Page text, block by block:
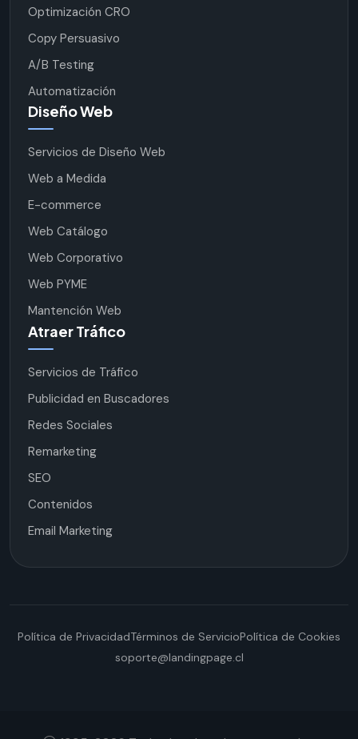
Optimización CRO
Copy Persuasivo
A/B Testing
Automatización
Diseño Web
Servicios de Diseño Web
Web a Medida
E-commerce
Web Catálogo
Web Corporativo
Web PYME
Mantención Web
Atraer Tráfico
Servicios de Tráfico
Publicidad en Buscadores
Redes Sociales
Remarketing
SEO
Contenidos
Email Marketing
Política de PrivacidadTérminos de ServicioPolítica de Cookies
soporte@landingpage.cl